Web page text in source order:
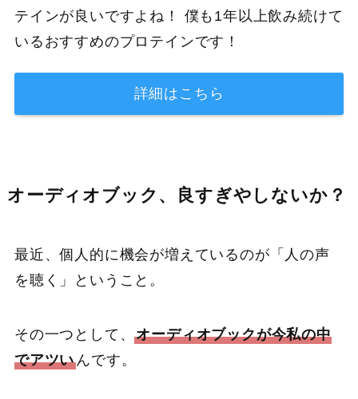
テインが良いですよね！ 僕も1年以上飲み続けて
いるおすすめのプロテインです！
詳細はこちら
オーディオブック、良すぎやしないか？
最近、個人的に機会が増えているのが「人の声
を聴く」ということ。
その一つとして、オーディオブックが今私の中
でアツいんです。